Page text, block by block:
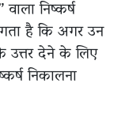
निष्कर्ष
है कि अगर उन
उत्तर देने के लिए
निकालना